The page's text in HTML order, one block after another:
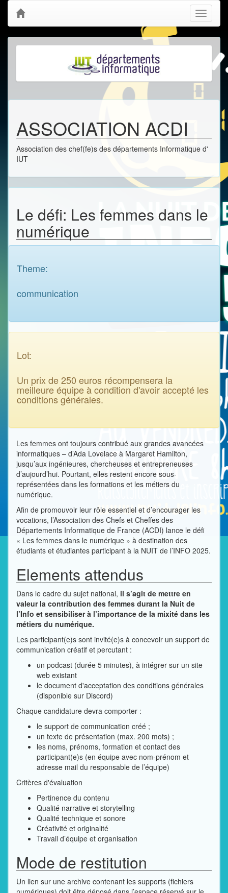
Toggle
ASSOCIATION ACDI
Association des chef(fe)s des départements Informatique d'
IUT
Le défi: Les femmes dans le
numérique
Theme:
communication
Lot:
Un prix de 250 euros récompensera la
meilleure équipe à condition d'avoir accepté les
conditions générales.
Les femmes ont toujours contribué aux grandes avancées
informatiques – d’Ada Lovelace à Margaret Hamilton,
jusqu’aux ingénieures, chercheuses et entrepreneuses
d’aujourd’hui. Pourtant, elles restent encore sous-
représentées dans les formations et les métiers du
numérique.
Afin de promouvoir leur rôle essentiel et d’encourager les
vocations, l’Association des Chefs et Cheffes des
Départements Informatique de France (ACDI) lance le défi
« Les femmes dans le numérique » à destination des
étudiants et étudiantes participant à la NUIT de l’INFO 2025.
Elements attendus
Dans le cadre du sujet national, il s’agit de mettre en
valeur la contribution des femmes durant la Nuit de
l’Info et sensibiliser à l’importance de la mixité dans les
métiers du numérique.
Les participant(e)s sont invité(e)s à concevoir un support de
communication créatif et percutant :
un podcast (durée 5 minutes), à intégrer sur un site
web existant
le document d'acceptation des conditions générales
(disponible sur Discord)
Chaque candidature devra comporter :
le support de communication créé ;
un texte de présentation (max. 200 mots) ;
les noms, prénoms, formation et contact des
participant(e)s (en équipe avec nom-prénom et
adresse mail du responsable de l’équipe)
Critères d'évaluation
Pertinence du contenu
Qualité narrative et storytelling
Qualité technique et sonore
Créativité et originalité
Travail d’équipe et organisation
Mode de restitution
Un lien sur une archive contenant les supports (fichiers